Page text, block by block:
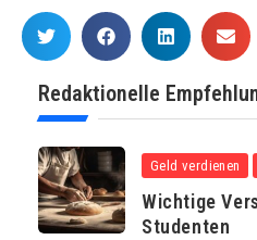
Redaktionelle
Geld verdienen
Wichtige
Studenten